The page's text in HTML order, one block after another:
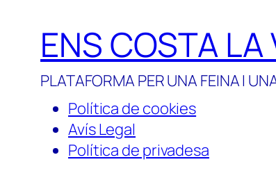
ENS COSTA LA
PLATAFORMA PER UNA FEINA I
Política de cookies
Avís Legal
Política de privadesa